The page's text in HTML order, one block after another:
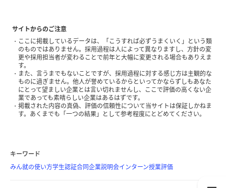
サイトからのご注意
ここに掲載しているデータは、「こうすれば必ずうまくいく」という類
のものではありません。採用過程は人によって異なりますし、方針の変
更や採用担当者が変わることで前年と大幅に変更される場合もありえま
す。
また、言うまでもないことですが、採用過程に対する感じ方は主観的な
ものに過ぎません。他人が誉めているからといってかならずしもあなた
にとって望ましい企業とは言い切れませんし、ここで評価の高くない企
業であっても素晴らしい企業はあるはずです。
掲載された内容の真偽、評価の信頼性について当サイトは保証しかねま
す。あくまでも「一つの結果」として参考程度にとどめてください。
キーワード
みん就の使い方学生認証合同企業説明会インターン授業評価